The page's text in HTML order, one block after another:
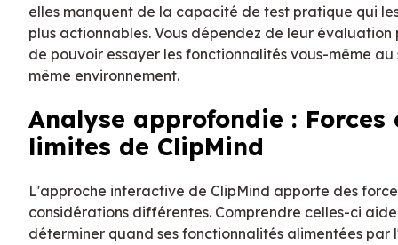
elles manquent de la capacité de test pratique qui
plus actionnables. Vous dépendez de leur
de pouvoir essayer les fonctionnalités vous-même au
même environnement.
Analyse approfondie : Forces
limites de ClipMind
L'approche interactive de ClipMind apporte des
considérations différentes. Comprendre celles-ci
déterminer quand ses fonctionnalités alimentées par